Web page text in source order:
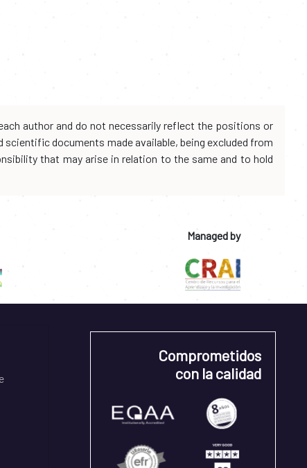
author and do not necessarily reflect the positions or
documents made available, being excluded from
that may arise in relation to the same and to hold
Managed by
Comprometidos
con la calidad